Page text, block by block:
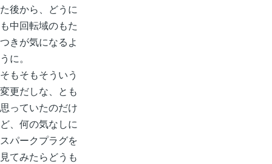
た後から、どうに
も中回転域のもた
つきが気になるよ
うに。
そもそもそういう
変更だしな、とも
思っていたのだけ
ど、何の気なしに
スパークプラグを
見てみたらどうも